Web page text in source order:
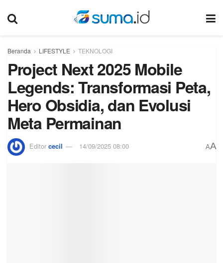
Beranda LIFESTYLE TEKNOLOGI
Project Next 2025 Mobile
Legends: Transformasi Peta,
Hero Obsidia, dan Evolusi
Meta Permainan
Editor cecil 14/09/2025 08:00 AA